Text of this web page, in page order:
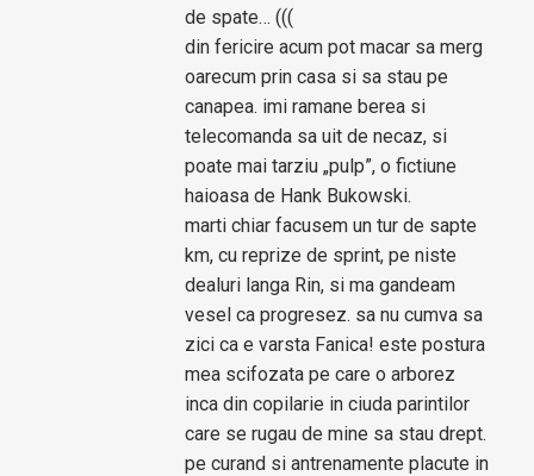
de spate… (((
din fericire acum pot macar sa merg
oarecum prin casa si sa stau pe
canapea. imi ramane berea si
telecomanda sa uit de necaz, si
poate mai tarziu „pulp”, o fictiune
haioasa de Hank Bukowski.
marti chiar facusem un tur de sapte
km, cu reprize de sprint, pe niste
dealuri langa Rin, si ma gandeam
vesel ca progresez. sa nu cumva sa
zici ca e varsta Fanica! este postura
mea scifozata pe care o arborez
inca din copilarie in ciuda parintilor
care se rugau de mine sa stau drept.
pe curand si antrenamente placute in